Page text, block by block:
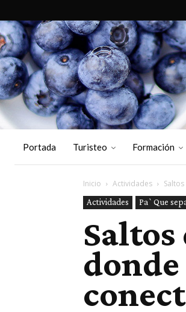
Portada Turisteo Formación
Inicio Actividades
Actividades Pa`Que